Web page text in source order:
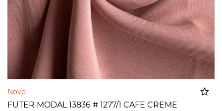
Novo
FUTER MODAL 13836 # 1277/1 CAFE CREME